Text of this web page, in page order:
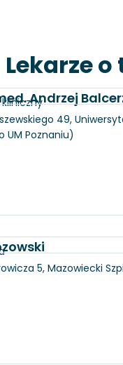
Lekarze
Andrzej
49,
UM Poznaniu)
5, Mazowiecki